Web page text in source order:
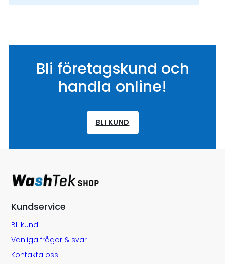
Bli företagskund och
handla online!
BLI KUND
Kundservice
Bli kund
Vanliga frågor & svar
Kontakta oss